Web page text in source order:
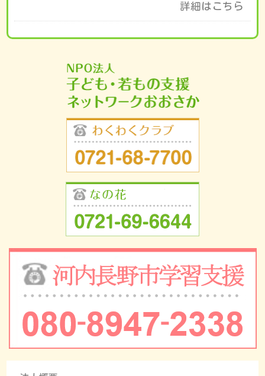
詳細はこちら